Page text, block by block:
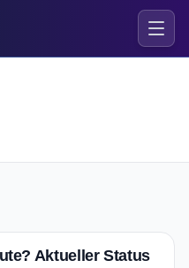
Aktueller Status